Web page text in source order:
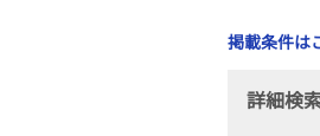
掲載条件は
詳細検